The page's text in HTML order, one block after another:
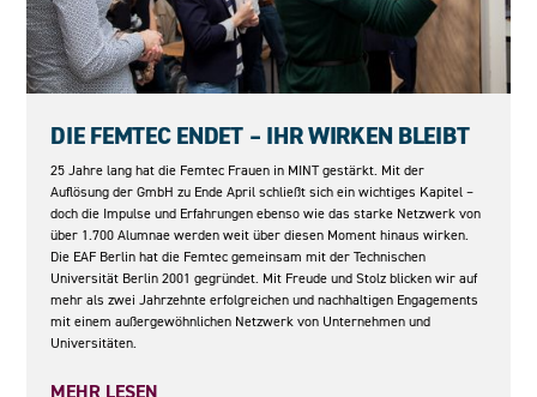
DIE FEMTEC ENDET – IHR WIRKEN BLEIBT
25 Jahre lang hat die Femtec Frauen in MINT gestärkt. Mit der
Auflösung der GmbH zu Ende April schließt sich ein wichtiges Kapitel –
doch die Impulse und Erfahrungen ebenso wie das starke Netzwerk von
über 1.700 Alumnae werden weit über diesen Moment hinaus wirken.
Die EAF Berlin hat die Femtec gemeinsam mit der Technischen
Universität Berlin 2001 gegründet. Mit Freude und Stolz blicken wir auf
mehr als zwei Jahrzehnte erfolgreichen und nachhaltigen Engagements
mit einem außergewöhnlichen Netzwerk von Unternehmen und
Universitäten.
MEHR LESEN